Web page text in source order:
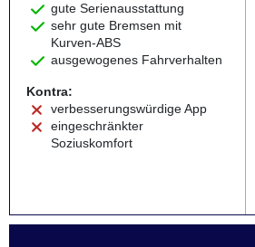
gute Serienausstattung
sehr gute Bremsen mit
Kurven-ABS
ausgewogenes Fahrverhalten
Kontra:
verbesserungswürdige App
eingeschränkter
Soziuskomfort